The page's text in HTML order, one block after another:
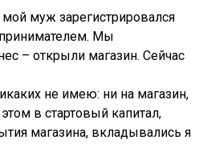
муж зарегистрировался
Мы
– открыли магазин. Сейчас
не имею: ни на магазин,
в стартовый капитал,
магазина, вкладывались я